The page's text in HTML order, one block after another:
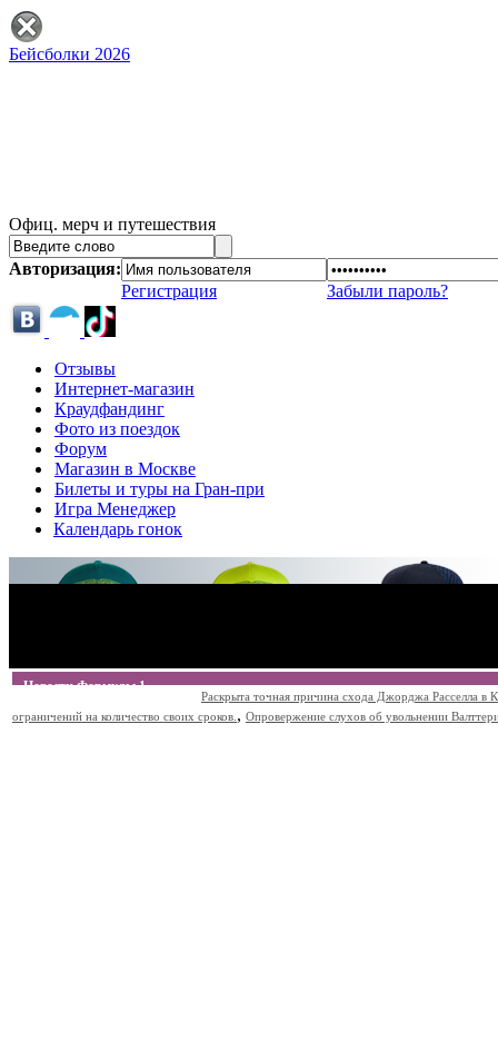
Бейсболки 2026
Офиц. мерч и путешествия
Авторизация:
Регистрация
Забыли пароль?
Отзывы
Интернет-магазин
Краудфандинг
Фото из поездок
Форум
Магазин в Москве
Билеты и туры на Гран-при
Игра Менеджер
Календарь гонок
Новости Формулы 1
Раскрыта точная причина схода Джорджа Расселла в
ограничений на количество своих сроков. , Опровержение слухов об увольнении